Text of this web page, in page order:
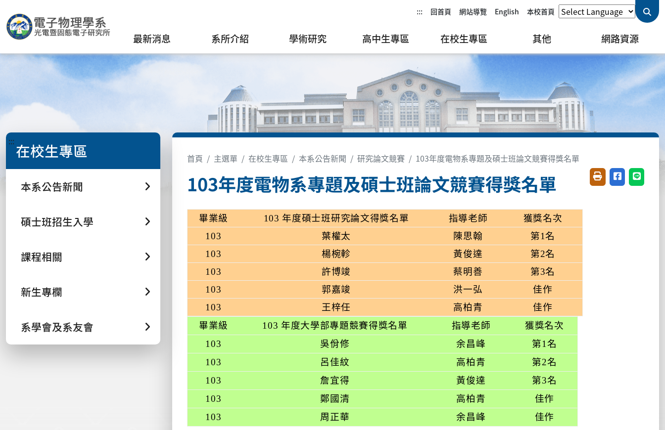
::: 回首頁 網站導覽 English 本校首頁
最新消息 系所介紹 學術研究 高中生專區 在校生專區 其他 網路資源
::: 在校生專區
本系公告新聞
碩士班招生入學
課程相關
新生專欄
系學會及系友會
首頁 主選單 在校生專區 本系公告新聞 研究論文競賽 103年度電物系專題及碩士班論文競賽得獎名單
103年度電物系專題及碩士班論文競賽得獎名單 友善列印(開新視窗)
分享至臉書(
分享至
畢業級 103年度碩士班研究論文得獎名單 指導老師
獲獎名次
103
葉權太 陳思翰 第1名
103
楊椀軫 黃俊達 第2名
103
許博竣 蔡明善 第3名
103
郭嘉竣 洪一弘
佳作
103
王梓任 高柏青
佳作
畢業級
103 年度大學部專題競賽得獎名單 指導老師
獲獎名次
103
吳佾修 余昌峰 第1 名
103
呂佳紋 高柏青 第2名
103
詹宜得 黃俊達 第3名
103
鄭國清 高柏青
佳作
103
周正華 余昌峰 佳作